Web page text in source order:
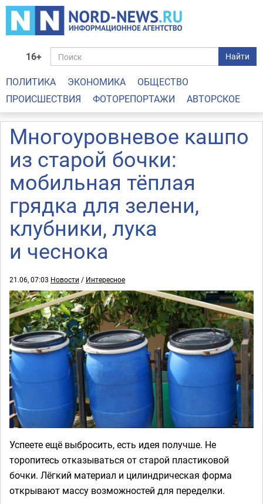
16+ Найти
ПОЛИТИКА ЭКОНОМИКА
ОБЩЕСТВО
ПРОИСШЕСТВИЯ
ФОТОРЕПОРТАЖИ АВТОРСКОЕ
Многоуровневое кашпо
из старой бочки:
мобильная тёплая
грядка для зелени,
клубники, лука
и чеснока
21.06, 07:03 Новости / Интересное
Успеете ещё выбросить, есть идея получше. Не
торопитесь отказываться от старой пластиковой
бочки. Лёгкий материал и цилиндрическая форма
открывают массу возможностей для переделки.